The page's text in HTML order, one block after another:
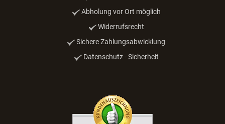
Abholung vor Ort möglich
Widerrufsrecht
Sichere Zahlungsabwicklung
Datenschutz - Sicherheit